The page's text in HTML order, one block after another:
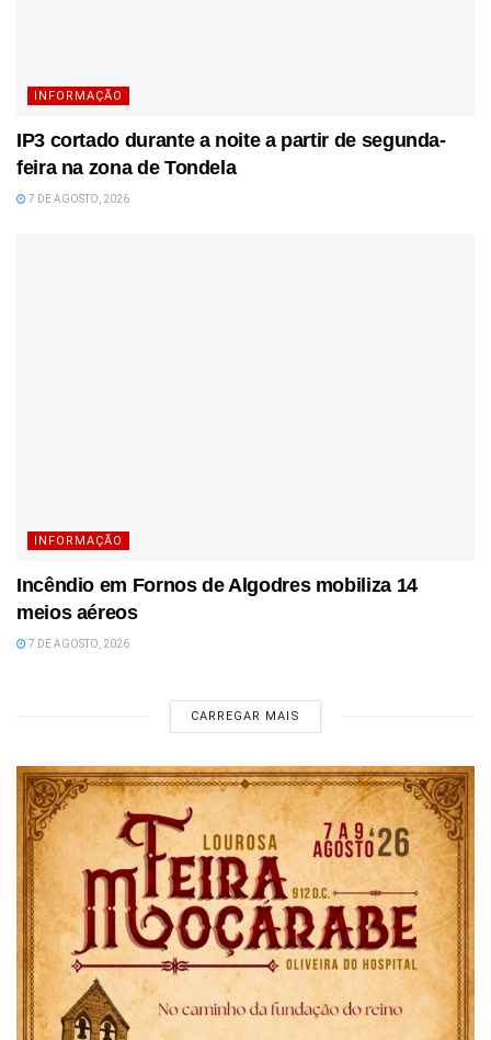
INFORMAÇÃO
IP3 cortado durante a noite a partir de segunda-
feira na zona de Tondela
7 DE AGOSTO, 2026
INFORMAÇÃO
Incêndio em Fornos de Algodres mobiliza 14
meios aéreos
7 DE AGOSTO, 2026
CARREGAR MAIS